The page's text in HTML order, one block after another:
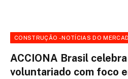
CONSTRUÇÃO - NOTÍCIAS DO
ACCIONA Brasil
voluntariado com foco